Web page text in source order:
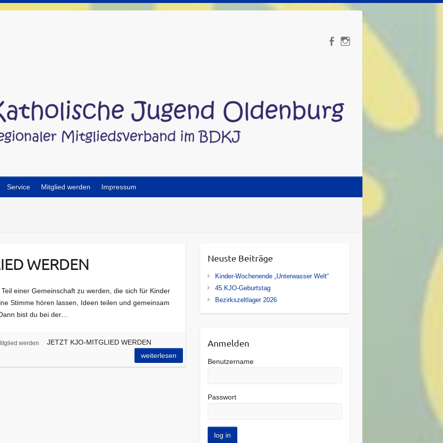
Service Mitglied werden Impressum
WERDEN
einer Gemeinschaft zu werden, die sich für Kinder
Stimme hören lassen, Ideen teilen und gemeinsam
bist du bei der…
werden
JETZT KJO-MITGLIED WERDEN
weiterlesen
Neuste Beiträge
Kinder-Wochenende „Unterwasser Welt“
45.KJO-Geburtstag
Bezirkszeltlager 2026
Anmelden
Benutzername
Passwort